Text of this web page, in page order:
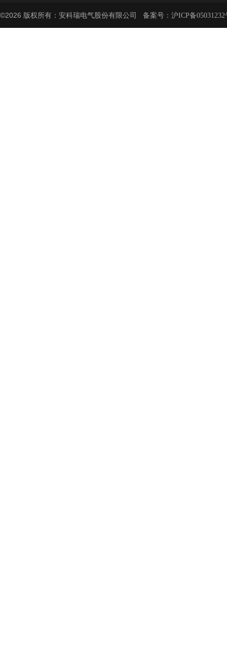
©2026 版权所有：安科瑞电气股份有限公司 备案号： 沪ICP备05031232